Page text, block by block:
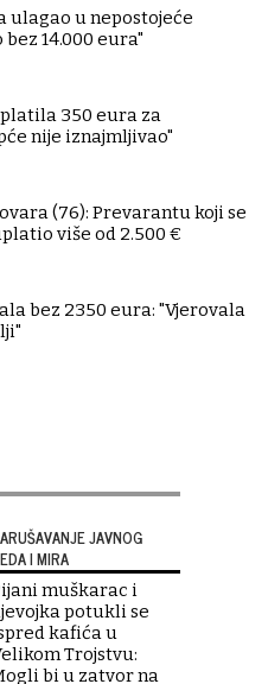
ulagao u nepostojeće
14.000 eura"
350 eura za
nije iznajmljivao"
(76): Prevarantu koji se
više od 2.500 €
bez 2350 eura: "Vjerovala
JAVNOG
I MIRA
muškarac i
potukli se
kafića u
Trojstvu:
bi u zatvor na